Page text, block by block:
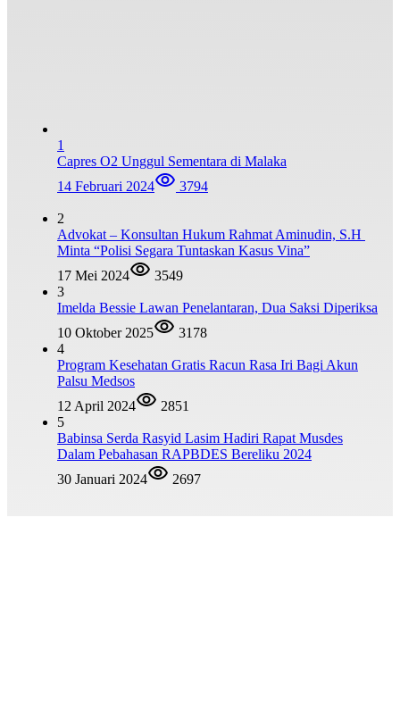
1
Capres O2 Unggul Sementara di Malaka
14 Februari 2024
3794
2
Advokat – Konsultan Hukum Rahmat Aminudin, S.H
Minta “Polisi Segara Tuntaskan Kasus Vina”
17 Mei 2024
3549
3
Imelda Bessie Lawan Penelantaran, Dua Saksi Diperiksa
10 Oktober 2025
3178
4
Program Kesehatan Gratis Racun Rasa Iri Bagi Akun
Palsu Medsos
12 April 2024
2851
5
Babinsa Serda Rasyid Lasim Hadiri Rapat Musdes
Dalam Pebahasan RAPBDES Bereliku 2024
30 Januari 2024
2697